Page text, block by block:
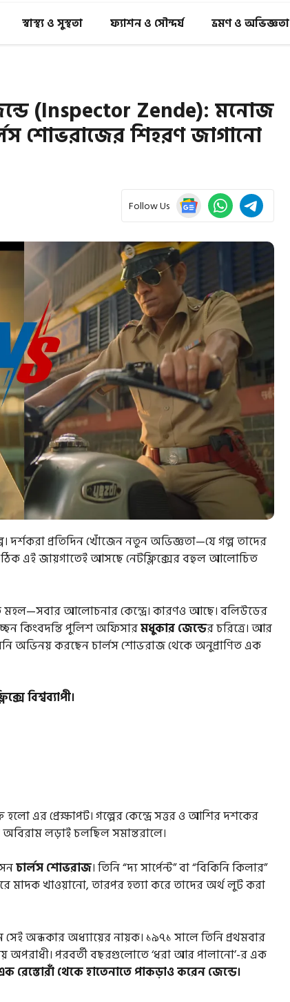
স্বাস্থ্য ও সুস্থতা ফ্যাশন ও সৌন্দর্য ভ্রমণ ও অভিজ্ঞতা
(Inspector Zende): মনোজ
শোভরাজের শিহরণ জাগানো
Follow Us
দর্শকরা প্রতিদিন খোঁজেন নতুন অভিজ্ঞতা—যে গল্প তাদের
ঠিক এই জায়গাতেই আসছে নেটফ্লিক্সের বহুল আলোচিত
মহল—সবার আলোচনার কেন্দ্রে। কারণও আছে। বলিউডের
কিংবদন্তি পুলিশ অফিসারমধুকার জেন্ডের চরিত্রে। আর
অভিনয় করছেন চার্লস শোভরাজ থেকে অনুপ্রাণিত এক
বিশ্বব্যাপী।
এর প্রেক্ষাপট। গল্পের কেন্দ্রে সত্তর ও আশির দশকের
লড়াই চলছিল সমান্তরালে।
চার্লস শোভরাজ। তিনি “দ্য সার্পেন্ট” বা “বিকিনি কিলার”
মাদক খাওয়ানো, তারপর হত্যা করে তাদের অর্থ লুট করা
অন্ধকার অধ্যায়ের নায়ক। ১৯৭১ সালে তিনি প্রথমবার
অপরাধী। পরবর্তী বছরগুলোতে ‘ধরা আর পালানো’-র এক
থেকে হাতেনাতে পাকড়াও করেন জেন্ডে।